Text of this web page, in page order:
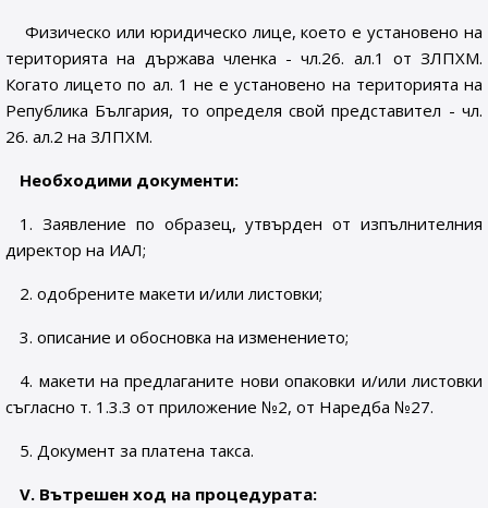
Физическо или юридическо лице, което е установено на
територията на държава членка - чл.26. ал.1 от ЗЛПХМ.
Когато лицето по ал. 1 не е установено на територията на
Република България, то определя свой представител - чл.
26. ал.2 на ЗЛПХМ.
Необходими документи:
1. Заявление по образец, утвърден от изпълнителния
директор на ИАЛ;
2. одобрените макети и/или листовки;
3. описание и обосновка на изменението;
4. макети на предлаганите нови опаковки и/или листовки
съгласно т. 1.3.3 от приложение №2, от Наредба №27.
5. Документ за платена такса.
V. Вътрешен ход на процедурата: